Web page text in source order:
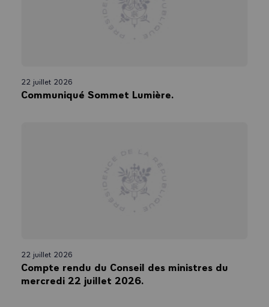
22 juillet 2026
Communiqué Sommet Lumière.
22 juillet 2026
Compte rendu du Conseil des ministres du
mercredi 22 juillet 2026.